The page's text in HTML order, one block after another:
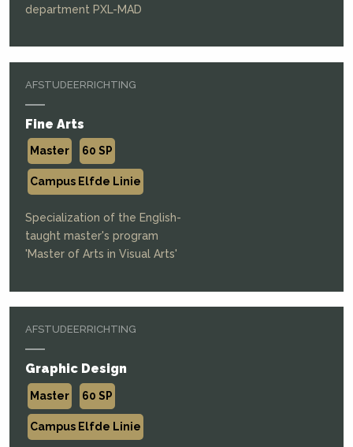
department PXL-MAD
AFSTUDEERRICHTING
Fine Arts
Master 60 SP
Campus Elfde Linie
Specialization of the English-
taught master's program
'Master of Arts in Visual Arts'
AFSTUDEERRICHTING
Graphic Design
Master 60 SP
Campus Elfde Linie